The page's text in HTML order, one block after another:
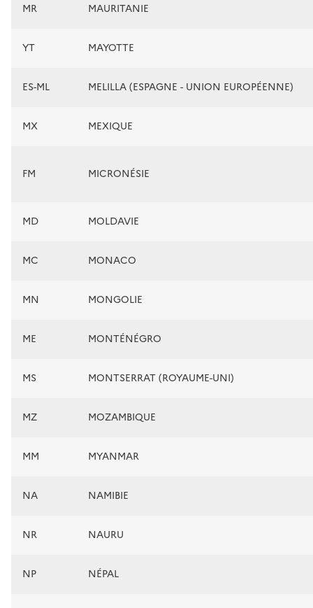
MR MAURITANIE
YT MAYOTTE
ES-ML MELILLA (ESPAGNE - UNION EUROPÉENNE)
MX MEXIQUE
FM MICRONÉSIE
MD MOLDAVIE
MC MONACO
MN MONGOLIE
ME MONTÉNÉGRO
MS MONTSERRAT (ROYAUME-UNI)
MZ MOZAMBIQUE
MM MYANMAR
NA NAMIBIE
NR NAURU
NP NÉPAL